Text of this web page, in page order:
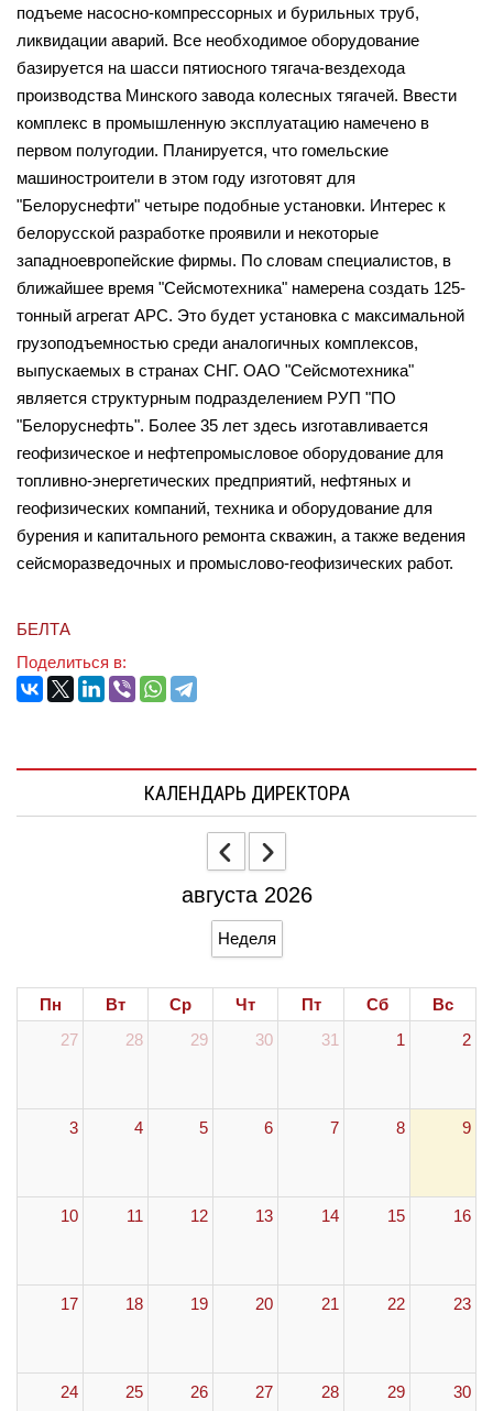
подъеме насосно-компрессорных и бурильных труб,
ликвидации аварий. Все необходимое оборудование
базируется на шасси пятиосного тягача-вездехода
производства Минского завода колесных тягачей. Ввести
комплекс в промышленную эксплуатацию намечено в
первом полугодии. Планируется, что гомельские
машиностроители в этом году изготовят для
"Белоруснефти" четыре подобные установки. Интерес к
белорусской разработке проявили и некоторые
западноевропейские фирмы. По словам специалистов, в
ближайшее время "Сейсмотехника" намерена создать 125-
тонный агрегат АРС. Это будет установка с максимальной
грузоподъемностью среди аналогичных комплексов,
выпускаемых в странах СНГ. ОАО "Сейсмотехника"
является структурным подразделением РУП "ПО
"Белоруснефть". Более 35 лет здесь изготавливается
геофизическое и нефтепромысловое оборудование для
топливно-энергетических предприятий, нефтяных и
геофизических компаний, техника и оборудование для
бурения и капитального ремонта скважин, а также ведения
сейсморазведочных и промыслово-геофизических работ.
БЕЛТА
Поделиться в:
КАЛЕНДАРЬ ДИРЕКТОРА
августа 2026
Неделя
Пн Вт Ср Чт Пт Сб
Вс
27
28 29 30 31 1 2
3 4 5 6 7 8 9
10 11 12 13 14 15 16
17 18 19 20 21 22 23
24 25 26 27 28 29 30